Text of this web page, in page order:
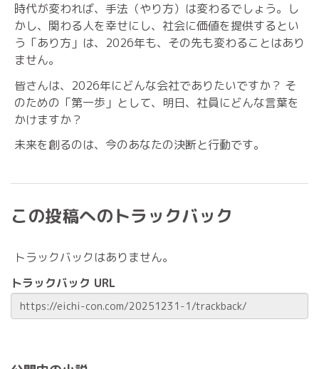
時代が変われば、手法（やり方）は変わるでしょう。し
かし、関わる人を幸せにし、社会に価値を提供するとい
う「あり方」は、2026年も、その先も変わることはあり
ません。
皆さんは、2026年にどんな会社でありたいですか？ そ
のための「第一歩」として、明日、社員にどんな言葉を
かけますか？
未来を創るのは、今のあなたの決断と行動です。
この投稿へのトラックバック
トラックバックはありません。
トラックバック URL